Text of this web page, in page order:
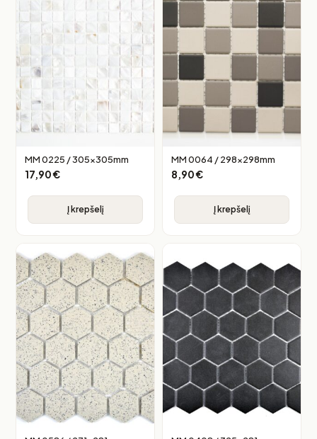
MM 0225 / 305x305mm
17,90€
Į krepšelį
MM 0064 / 298x298mm
8,90€
Į krepšelį